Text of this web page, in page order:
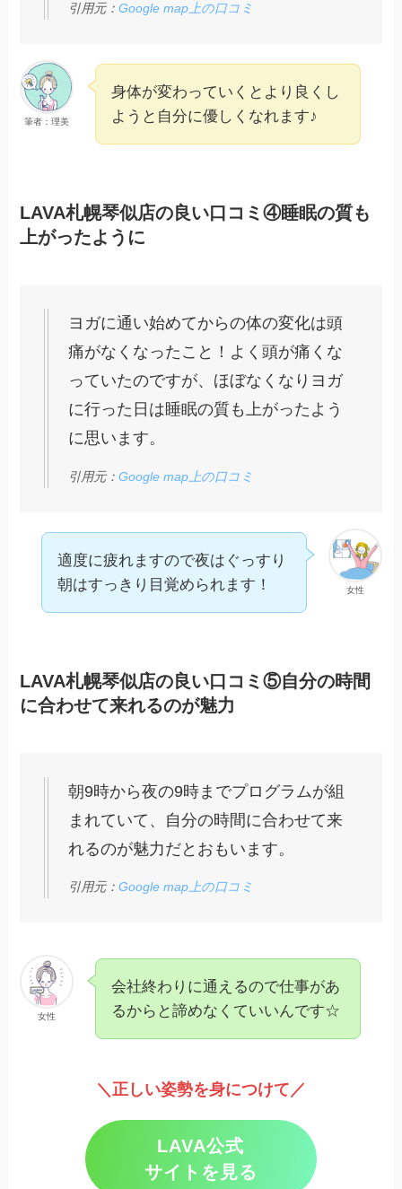
引用元：Google map上の口コミ
筆者：理美
身体が変わっていくとより良くし
ようと自分に優しくなれます♪
LAVA札幌琴似店の良い口コミ④睡眠の質も
上がったように
ヨガに通い始めてからの体の変化は頭
痛がなくなったこと！よく頭が痛くな
っていたのですが、ほぼなくなりヨガ
に行った日は睡眠の質も上がったよう
に思います。
引用元：Google map上の口コミ
女性
適度に疲れますので夜はぐっすり
朝はすっきり目覚められます！
LAVA札幌琴似店の良い口コミ⑤自分の時間
に合わせて来れるのが魅力
朝9時から夜の9時までプログラムが組
まれていて、自分の時間に合わせて来
れるのが魅力だとおもいます。
引用元：Google map上の口コミ
女性
会社終わりに通えるので仕事があ
るからと諦めなくていいんです☆
＼正しい姿勢を身につけて／
LAVA公式
サイトを見る